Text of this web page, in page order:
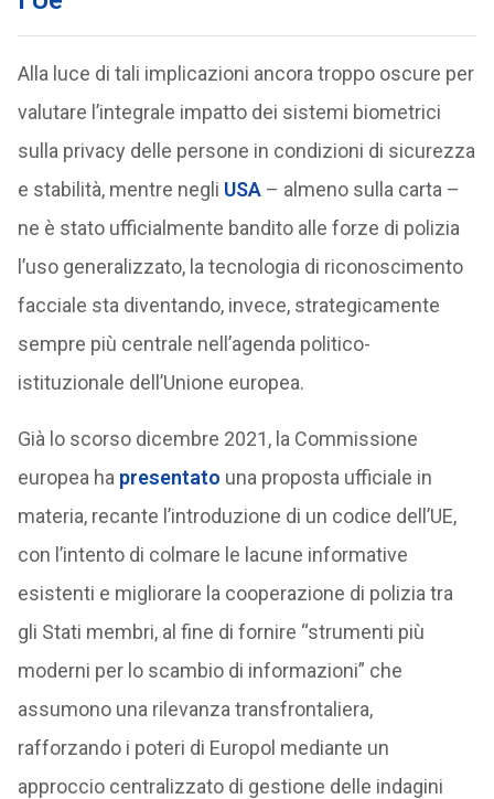
Alla luce di tali implicazioni ancora troppo oscure per
valutare l’integrale impatto dei sistemi biometrici
sulla privacy delle persone in condizioni di sicurezza
e stabilità, mentre negli USA– almeno sulla carta –
ne è stato ufficialmente bandito alle forze di polizia
l’uso generalizzato, la tecnologia di riconoscimento
facciale sta diventando, invece, strategicamente
sempre più centrale nell’agenda politico-
istituzionale dell’Unione europea.
Già lo scorso dicembre 2021, la Commissione
europea ha presentato una proposta ufficiale in
materia, recante l’introduzione di un codice dell’UE,
con l’intento di colmare le lacune informative
esistenti e migliorare la cooperazione di polizia tra
gli Stati membri, al fine di fornire “strumenti più
moderni per lo scambio di informazioni” che
assumono una rilevanza transfrontaliera,
rafforzando i poteri di Europol mediante un
approccio centralizzato di gestione delle indagini